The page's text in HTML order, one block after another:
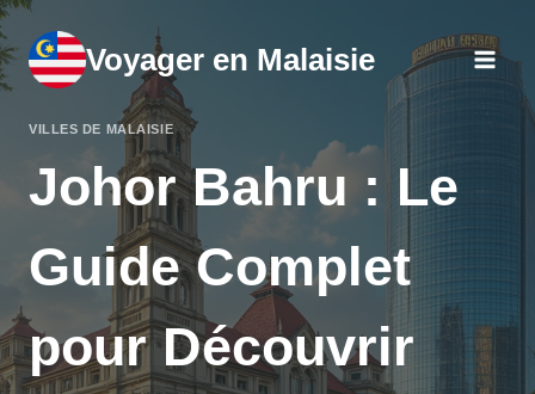
Aller
au
contenu
Voyager en Malaisie
VILLES DE MALAISIE
Johor Bahru : Le
Guide Complet
pour Découvrir